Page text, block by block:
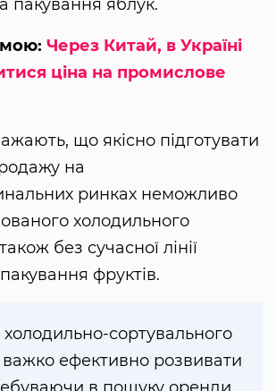
пакування яблук.
Через Китай, в Україні
ціна на промислове
що якісно підготувати
на
ринках неможливо
холодильного
без сучасної лінії
фруктів.
сортувального
важко ефективно розвивати